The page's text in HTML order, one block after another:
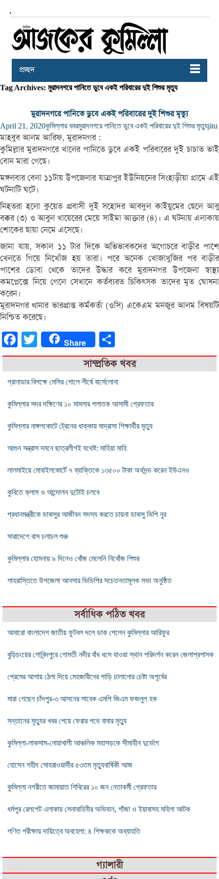
,
প্রচ্ছদ
Tag Archives: মুরাদনগরে পানিতে ডুবে একই পরিবারের দুই শিশুর মৃত্যু
মুরাদনগরে পানিতে ডুবে একই পরিবারের দুই শিশুর মৃত্যু
April 21, 2020কুমিল্লার খবরমুরাদনগরে পানিতে ডুবে একই পরিবারের দুই শিশুর মৃত্যুjitu
মাহবুব আলম আরিফ, মুরাদনগর :
কুমিল্লার মুরাদনগরে খালের পানিতে ডুবে একই পরিবারের দুই চাচাত ভাই
বোন মারা গেছে।
মঙ্গলবার বেলা ১১টায় উপজেলার যাত্রাপুর ইউনিয়নের সিংহাড়ীয়া গ্রামে এই
ঘটনাটি ঘটে।
নিহতরা হলো কুয়েত প্রবাসী দুই সহোদর আবদুল কাইয়ুমের ছেলে আবু
বক্কর (৩) ও আবুল খায়েরের মেয়ে সাইমা আক্তার (৪)। এ ঘটনায় এলাকায়
শোকের ছায়া নেমে এসেছে।
জানা যায়, সকাল ১১ টার দিকে অভিভাবকদের অগোচরে বাড়ীর পাশে
খেলতে গিয়ে নিখোঁজ হয় তারা। পরে অনেক খোজাখুজির পর বাড়ীর
পাশের ডোবা থেকে তাদের উদ্ধার করে মুরাদনগর উপজেলা স্বাস্থ্য
কমপ্লেক্সে নিয়ে গেলে সেখানে কর্তব্যরত চিকিৎসক তাদের মৃত ঘোষনা
করেন।
মুরাদনগর থানার ভারপ্রাপ্ত কর্মকর্তা (ওসি) একেএম মনজুর আলম বিষয়টি
নিশ্চিত করেছে।
FacebookTwitter Share
সাম্প্রতিক খবর
গ্রানাডার বিপক্ষে মেসির গোলে শীর্ষে বার্সেলোনা
কুমিল্লার সদর দক্ষিণের ১০ মামলার পলাতক আসামী গ্রেফতার
কুমিল্লার নাঙ্গলকোটে ট্রেনের ধাক্কায় মাদ্রাসা শিক্ষার্থীর মৃত্যু
আগুন সন্ত্রাস দমনে ছাত্রলীগই যথেষ্ট: মাহিয়া মাহি
লালমাইয়ে মোবাইলকোর্টে ৭ ব্যাক্তিকে ১৩৫০০ টাকা অর্থদন্ড করেন ইউএনও
কুবিতে ক্লাস ও আন্দোলন দুটোই চলবে
প্রধানমন্ত্রীকে ডাকসুর আজীবন সদস্য করতে চায়না ডাকসু ভিপি নুর
সারাদেশে বাস চলাচল শুরু
কুমিল্লার হোমনায় ৯ দিনেও খোঁজ মেলেনি নিখোঁজ শিশুর
শাহরাস্তিতে উপজেলা আনসার ভিডিপির সচেতনতামূলক সভা অনুষ্ঠিত
সর্বাধিক পঠিত খবর
আবারো বাংলাদেশ জাতীয় ফুটবল দলে ডাক পেলেন কুমিল্লার আরিফুর
বুড়িচংয়ের গোবিন্দপুরে গোমতী নদীর বাঁধ ধসে যাওয়া স্থান পরিদর্শন করেন জেলাপ্রশাসক
প্রেমের আশায় ঠেলা দিয়ে মেহজাবীনের গাড়ি চালানোর চেষ্টা অপূর্বের
মারা গেছেন চাঁদপুর-৩ আসনের সাবেক এমপি জিএম ফজলুল হক
সন্তানের মৃত্যুর খবর পেয়ে ফেরার পথে বাবার মৃত্যু
কুমিল্লা-লাকসাম-নোয়াখালী আঞ্চলিক মহাসড়কে সীমাহীন দুর্ভোগ
হোসেন শহীদ সোহরাওয়ার্দীর ৫৩তম মৃত্যুবার্ষিকী আজ
কুমিল্লা নগরীতে জামায়াত শিবিরের ১০ জন নেতাকর্মী গ্রেফতার
ধর্মপুর রেলগেট এলাকায় সেনাবাহিনীর অভিযান, গাঁজা ও ইয়াবাসহ মহিলা আটক
গণিত পরীক্ষায় দায়িত্বে অবহেলা: ৪ শিক্ষককে অব্যাহতি
গ্যালারী